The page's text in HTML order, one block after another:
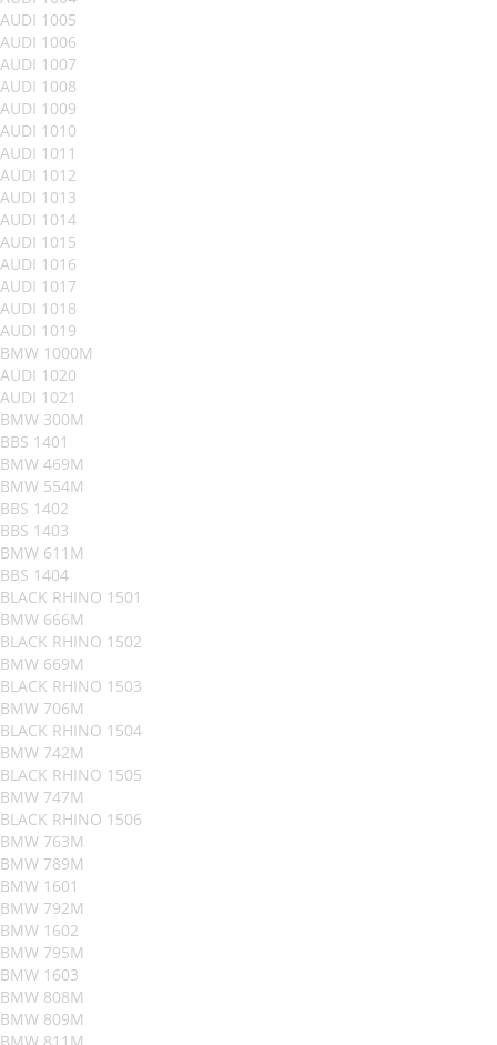
AUDI 1005
AUDI 1006
AUDI 1007
AUDI 1008
AUDI 1009
AUDI 1010
AUDI 1011
AUDI 1012
AUDI 1013
AUDI 1014
AUDI 1015
AUDI 1016
AUDI 1017
AUDI 1018
AUDI 1019
BMW 1000M
AUDI 1020
AUDI 1021
BMW 300M
BBS 1401
BMW 469M
BMW 554M
BBS 1402
BBS 1403
BMW 611M
BBS 1404
BLACK RHINO 1501
BMW 666M
BLACK RHINO 1502
BMW 669M
BLACK RHINO 1503
BMW 706M
BLACK RHINO 1504
BMW 742M
BLACK RHINO 1505
BMW 747M
BLACK RHINO 1506
BMW 763M
BMW 789M
BMW 1601
BMW 792M
BMW 1602
BMW 795M
BMW 1603
BMW 808M
BMW 809M